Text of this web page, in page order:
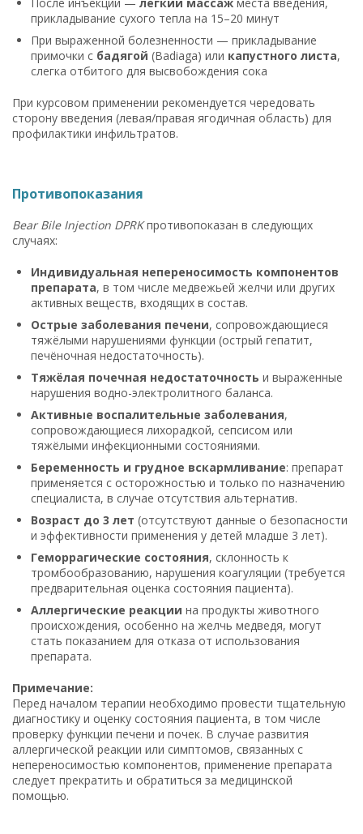
прикладывание сухого тепла на 15–20 минут
При выраженной болезненности — прикладывание
примочки с бадягой (Badiaga) или капустного листа,
слегка отбитого для высвобождения сока
При курсовом применении рекомендуется чередовать
сторону введения (левая/правая ягодичная область) для
профилактики инфильтратов.
Противопоказания
Bear Bile Injection DPRKпротивопоказан в следующих
случаях:
Индивидуальная непереносимость компонентов
препарата, в том числе медвежьей желчи или других
активных веществ, входящих в состав.
Острые заболевания печени, сопровождающиеся
тяжёлыми нарушениями функции (острый гепатит,
печёночная недостаточность).
Тяжёлая почечная недостаточность и выраженные
нарушения водно-электролитного баланса.
Активные воспалительные заболевания,
сопровождающиеся лихорадкой, сепсисом или
тяжёлыми инфекционными состояниями.
Беременность и грудное вскармливание: препарат
применяется с осторожностью и только по назначению
специалиста, в случае отсутствия альтернатив.
Возраст до 3 лет (отсутствуют данные о безопасности
и эффективности применения у детей младше 3 лет).
Геморрагические состояния, склонность к
тромбообразованию, нарушения коагуляции (требуется
предварительная оценка состояния пациента).
Аллергические реакции на продукты животного
происхождения, особенно на желчь медведя, могут
стать показанием для отказа от использования
препарата.
Примечание:
Перед началом терапии необходимо провести тщательную
диагностику и оценку состояния пациента, в том числе
проверку функции печени и почек. В случае развития
аллергической реакции или симптомов, связанных с
непереносимостью компонентов, применение препарата
следует прекратить и обратиться за медицинской
помощью.